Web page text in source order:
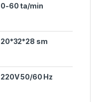
0-60 ta/min
20*32*28 sm
220V 50/60 Hz